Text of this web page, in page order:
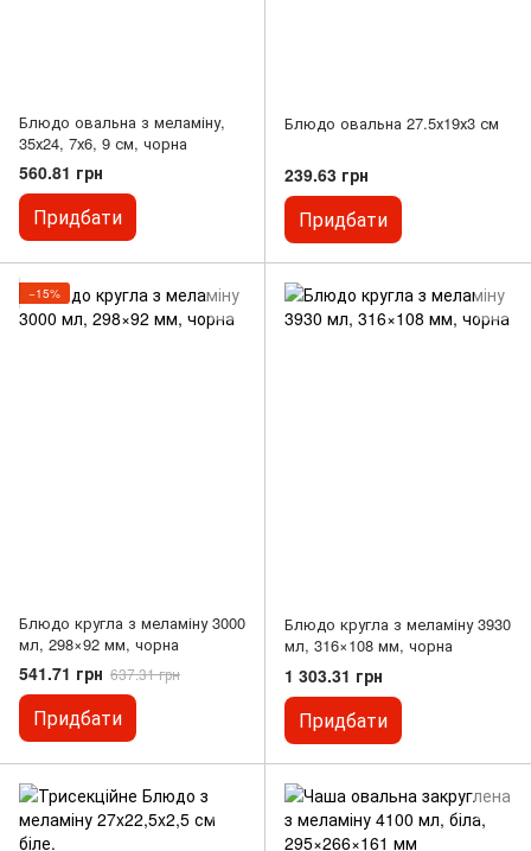
Блюдо овальна з меламіну,
35х24, 7х6, 9 см, чорна
560.81 грн
Придбати
Блюдо овальна 27.5х19х3 см
239.63 грн
Придбати
−15%
Блюдо кругла з меламіну 3000
мл, 298×92 мм, чорна
541.71 грн 637.31 грн
Придбати
Блюдо кругла з меламіну 3930
мл, 316×108 мм, чорна
1 303.31 грн
Придбати